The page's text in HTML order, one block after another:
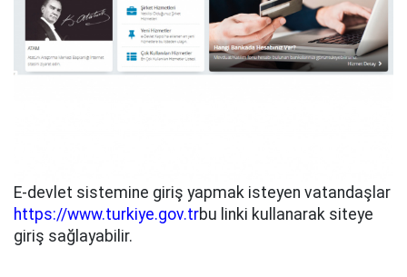
E-devlet sistemine giriş yapmak isteyen vatandaşlar
https://www.turkiye.gov.trbu linki kullanarak siteye
giriş sağlayabilir.